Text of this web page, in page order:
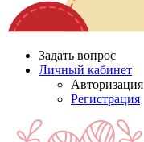
Задать вопрос
Личный кабинет
Авторизация
Регистрация